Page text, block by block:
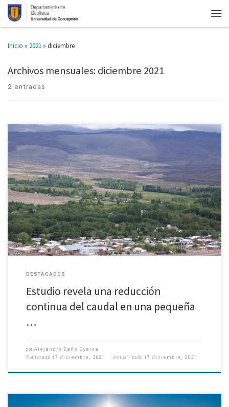
Inicio » 2021 » diciembre
Archivos mensuales:diciembre 2021
2 entradas
Situación del Estero Batuco puede ser extrapolada a la zona central de
Chile. Trabajo multidisciplinario liderado por estudiante de Geofísica de la
Universidad de Concepción modeló el caudal desde 1975 […]
DESTACADOS
Estudio revela una reducción
continua del caudal en una pequeña
…
por Alejandro Baño Oyarce
Publicada 17 diciembre, 2021 Actualizado 17 diciembre, 2021